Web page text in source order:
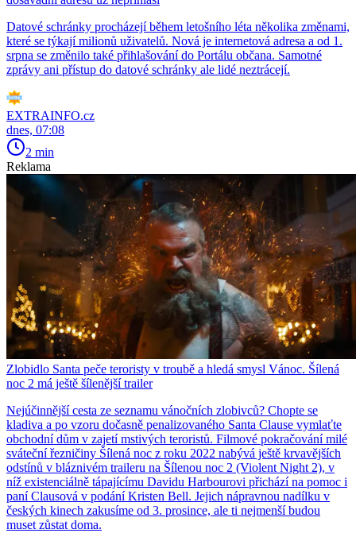
Datové schránky procházejí během letošního léta několika změnami,
které se týkají milionů uživatelů. Nová je internetová adresa a od 1.
srpna se změnilo také přihlašování do Portálu občana. Samotné
zprávy ani přístup do datové schránky ale lidé neztrácejí.
EXTRAINFO.cz
dnes, 07:08
2 min
Reklama
Zlobidlo Santa peče teroristy v troubě a hledá smysl Vánoc. Šílená
noc 2 má ještě šílenější trailer
Nejúčinnější cesta ze seznamu vánočních zlobivců? Chopte se
kladiva a po vzoru dočasně penalizovaného Santa Clause vymlaťte
obchodní dům v zajetí mstivých teroristů. Filmové pokračování milé
sváteční řezničiny Šílená noc z roku 2022 nabývá ještě krvavějších
odstínů v bláznivém traileru na Šílenou noc 2 (Violent Night 2), v
níž existenciálně tápajícímu Davidu Harbourovi přichází na pomoc i
paní Clausová v podání Kristen Bell. Jejich nápravnou nadílku v
českých kinech zakusíme od 3. prosince, ale ti nejmenší budou
muset zůstat doma.